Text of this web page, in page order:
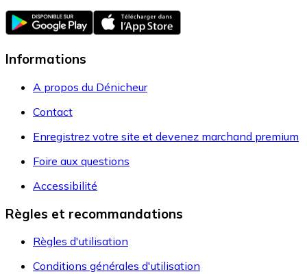
Informations
A propos du Dénicheur
Contact
Enregistrez votre site et devenez marchand premium
Foire aux questions
Accessibilité
Règles et recommandations
Règles d'utilisation
Conditions générales d'utilisation